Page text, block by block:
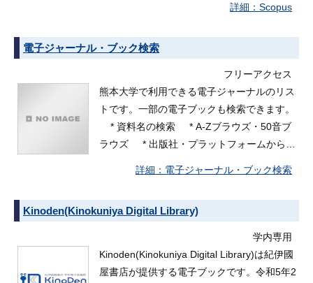
Scopus
電子ジャーナル・ブック検索
フリーアクセス
熊本大学で利用できる電子ジャーナルのリス
トです。一部の電子ブックも検索できます。
* 資料名の検索 * A-Zブラウズ・50音ブ
ラウズ * 出版社・プラットフォームから…
電子ジャーナル・ブック検索
Kinoden(Kinokuniya Digital Library)
学内専用
Kinoden(Kinokuniya Digital Library)は紀伊國
屋書店が提供する電子ブックです。令和5年2